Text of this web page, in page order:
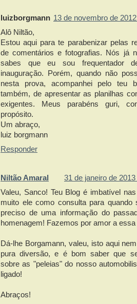
luizborgmann 13 de novembro de
Alô Niltão,
Estou aqui para te parabenizar pelas
de comentários e fotografias. Nós já
sabes que eu sou frequentador
inauguração. Porém, quando não
nesta prova, acompanhei pelo teu
também, de apresentar as planilhas
exigentes. Meus parabéns guri,
propósito.
Um abraço,
luiz borgmann
Responder
Niltão Amaral
31 de janeiro de
Valeu, Sanco! Teu Blog é imbatível
muito ele como consulta para quando
preciso de uma informação do
homenagem! Fazemos por amor a
Dá-lhe Borgamann, valeu, isto aqui
pura diversão, e é bom saber que
sobre as "peleias" do nosso
ligado!
Abraços!